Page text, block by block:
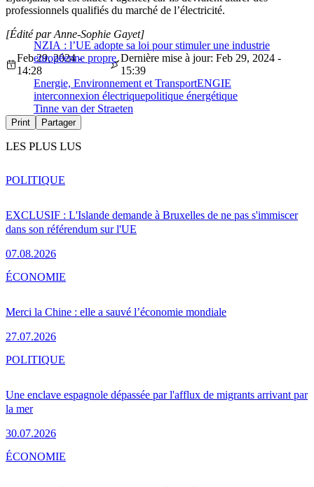
professionnels qualifiés du marché de l’électricité.
NZIA : l’UE adopte sa loi pour stimuler une industrie
européenne propre
[Édité par Anne-Sophie Gayet]
Feb 29, 2024 -
14:28
Dernière mise à jour: Feb 29, 2024 -
15:39
Energie, Environnement et TransportENGIE
interconnexion électriquepolitique énergétique
Tinne van der Straeten
Print Partager
LES PLUS LUS
EXCLUSIF : L'Islande demande à Bruxelles de ne pas s'immiscer
dans son référendum sur l'UE
07.08.2026
POLITIQUE
Merci la Chine : elle a sauvé l’économie mondiale
27.07.2026
ÉCONOMIE
Une enclave espagnole dépassée par l'afflux de migrants arrivant par
la mer
30.07.2026
POLITIQUE
ÉCONOMIE